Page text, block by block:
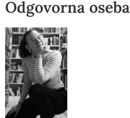
Odgovorna oseba